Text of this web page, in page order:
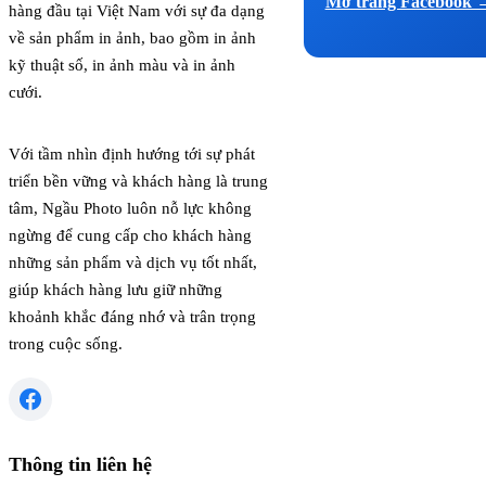
hàng đầu tại Việt Nam với sự đa dạng
về sản phẩm in ảnh, bao gồm in ảnh
kỹ thuật số, in ảnh màu và in ảnh
cưới.
Với tầm nhìn định hướng tới sự phát
triển bền vững và khách hàng là trung
tâm, Ngầu Photo luôn nỗ lực không
ngừng để cung cấp cho khách hàng
những sản phẩm và dịch vụ tốt nhất,
giúp khách hàng lưu giữ những
khoảnh khắc đáng nhớ và trân trọng
trong cuộc sống.
Thông tin liên hệ